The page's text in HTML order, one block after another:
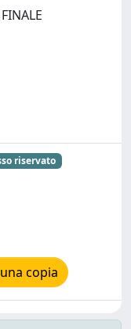
riservato
copia